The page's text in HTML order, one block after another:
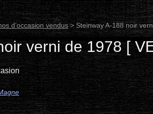
d’occasion vendus> Steinway A-188 noir
verni de 1978 [